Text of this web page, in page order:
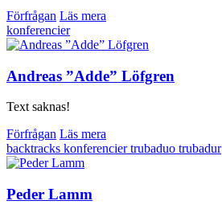
Förfrågan Läs mera
konferencier
Andreas ”Adde” Löfgren
Text saknas!
Förfrågan Läs mera
backtracks konferenciertrubaduo trubadur
Peder Lamm